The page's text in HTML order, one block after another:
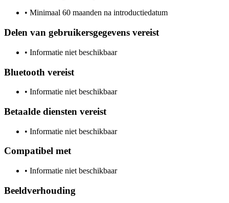
• Minimaal 60 maanden na introductiedatum
Delen van gebruikersgegevens vereist
• Informatie niet beschikbaar
Bluetooth vereist
• Informatie niet beschikbaar
Betaalde diensten vereist
• Informatie niet beschikbaar
Compatibel met
• Informatie niet beschikbaar
Beeldverhouding